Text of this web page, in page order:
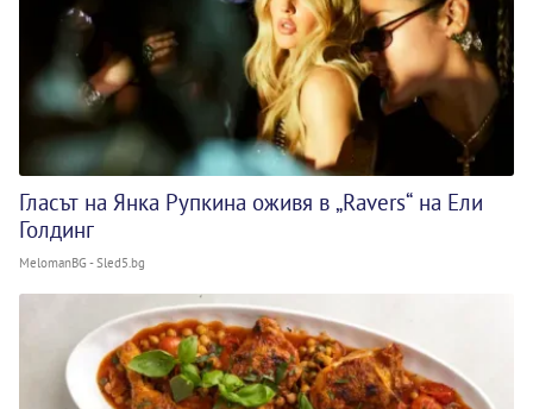
Гласът на Янка Рупкина оживя в „Ravers“ на Ели
Голдинг
MelomanBG - Sled5.bg